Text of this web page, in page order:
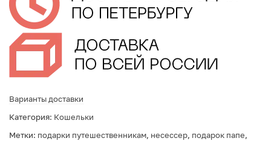
Варианты доставки
Категория: Кошельки
Метки: подарки путешественникам, несессер, подарок папе,